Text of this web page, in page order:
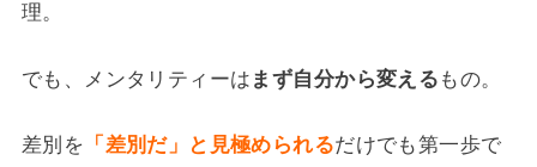
理。
でも、メンタリティーは まず自分から変える もの。
差別を 「差別だ」と見極められるだけでも第一歩で